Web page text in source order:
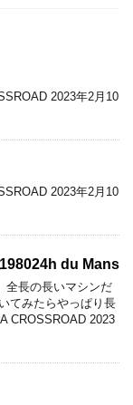
2023年2月10
2023年2月10
du Mans
全長の長いマシンだ
てみたらやっぱり長
CROSSROAD 2023